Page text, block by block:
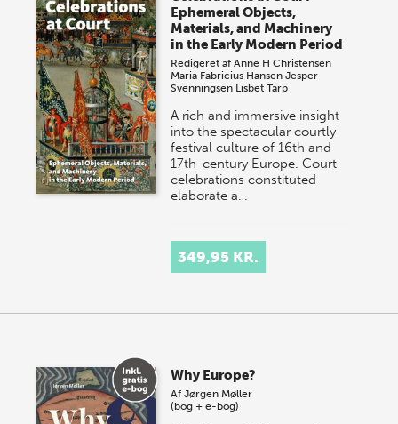
Ephemeral Objects,
Materials, and Machinery
in the Early Modern Period
Redigeret afAnne H Christensen
Maria Fabricius Hansen Jesper
Svenningsen Lisbet Tarp
A rich and immersive insight
into the spectacular courtly
festival culture of 16th and
17th-century Europe. Court
celebrations constituted
elaborate a…
349,95 KR.
Why Europe?
AfJørgen Møller
(bog + e-bog)